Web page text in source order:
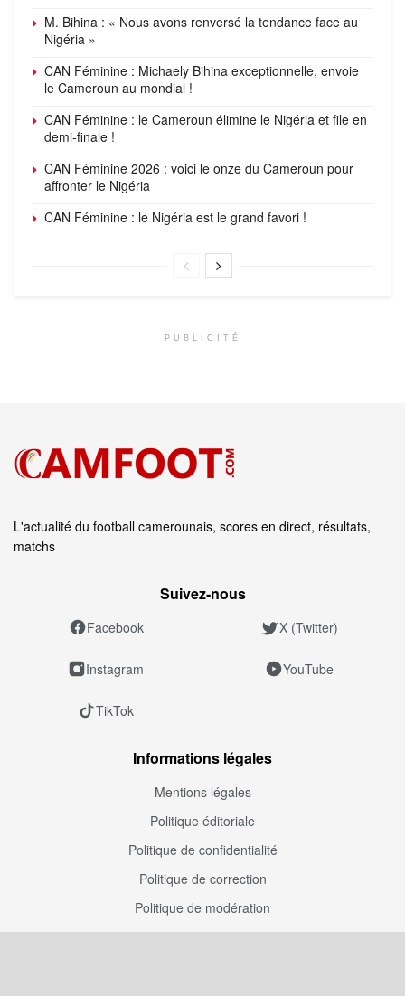
M. Bihina : « Nous avons renversé la tendance face au
Nigéria »
CAN Féminine : Michaely Bihina exceptionnelle, envoie
le Cameroun au mondial !
CAN Féminine : le Cameroun élimine le Nigéria et file en
demi-finale !
CAN Féminine 2026 : voici le onze du Cameroun pour
affronter le Nigéria
CAN Féminine : le Nigéria est le grand favori !
PUBLICITÉ
L'actualité du football camerounais, scores en direct, résultats,
matchs
Suivez‑nous
Facebook X (Twitter)
Instagram YouTube
TikTok
Informations légales
Mentions légales
Politique éditoriale
Politique de confidentialité
Politique de correction
Politique de modération